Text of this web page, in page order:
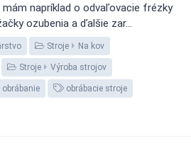
napríklad o odvaľovacie frézky
ozubenia a ďalšie zar...
Stroje Na kov
Stroje Výroba strojov
obrábanie obrábacie stroje